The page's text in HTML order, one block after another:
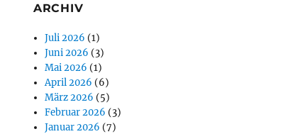
ARCHIV
Juli 2026 (1)
Juni 2026 (3)
Mai 2026 (1)
April 2026 (6)
März 2026 (5)
Februar 2026 (3)
Januar 2026 (7)